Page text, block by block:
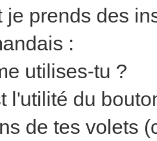
je prends des
:
utilises-tu ?
l'utilité du
de tes volets